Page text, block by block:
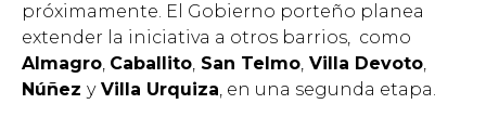
próximamente. El Gobierno porteño planea
extender la iniciativa a otros barrios, como
Almagro, Caballito, San Telmo, Villa Devoto,
Núñez yVilla Urquiza, en una segunda etapa.